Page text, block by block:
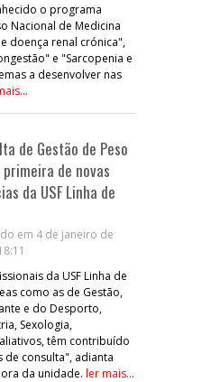
o programa
Nacional de Medicina
doença renal crónica",
e "Sarcopenia e
a desenvolver nas
de Gestão de Peso
de novas
da USF Linha de
em 4 de janeiro de
da USF Linha de
como as de Gestão,
e do Desporto,
Sexologia,
têm contribuído
de consulta", adianta
da unidade. ler mais...